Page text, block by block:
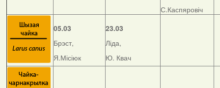
С.Каспяровіч
05.03
Брэст,
Я.Місіюк
23.03
Ліда,
Ю. Квач